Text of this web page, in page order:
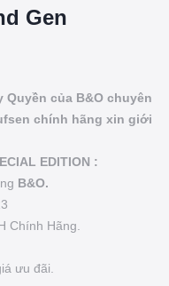
Gen
Quyền của B&O chuyên
chính hãng xin giới
EDITION :
B&O.
Chính Hãng.
ưu đãi.